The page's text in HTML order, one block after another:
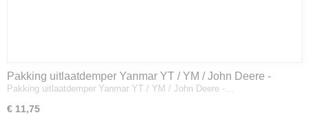
Pakking uitlaatdemper Yanmar YT / YM / John Deere -
128300-13230
Pakking uitlaatdemper Yanmar YT / YM / John Deere -…
€ 11,75